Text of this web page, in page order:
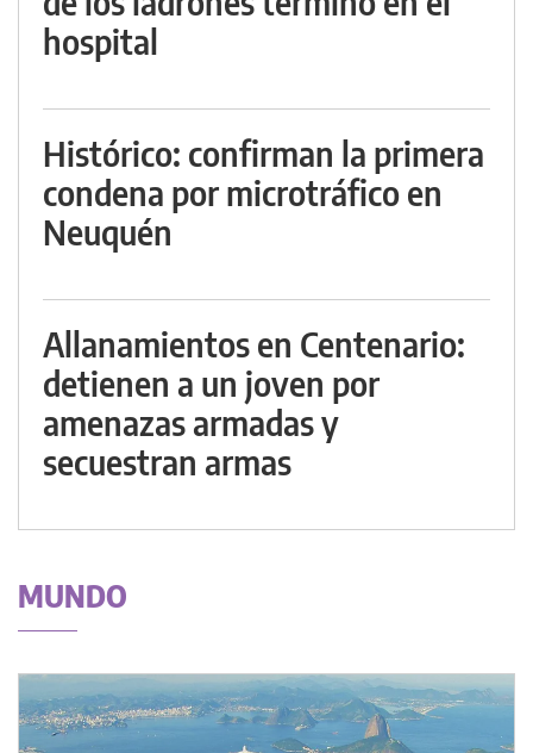
hospital
Histórico: confirman la primera
condena por microtráfico en
Neuquén
Allanamientos en Centenario:
detienen a un joven por
amenazas armadas y
secuestran armas
MUNDO